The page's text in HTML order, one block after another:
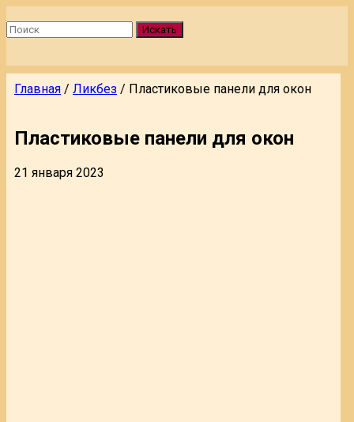
Искать
Главная / Ликбез / Пластиковые панели для окон
Пластиковые панели для окон
21 января 2023